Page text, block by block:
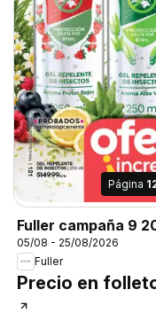
Página
Fuller campaña 9
05/08 - 25/08/2026
Fuller
Precio en